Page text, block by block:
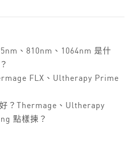
、810nm、1064nm 是什
FLX、Ultherapy Prime
？Thermage、Ultherapy
點樣揀？